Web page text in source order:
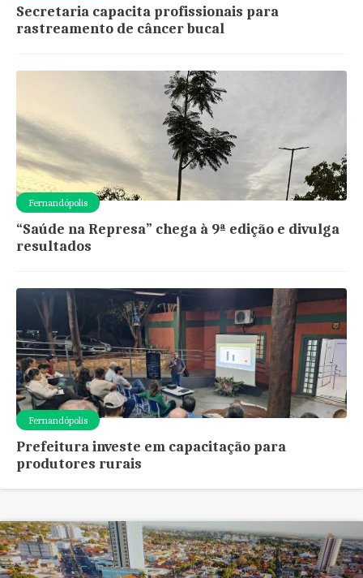
Secretaria capacita profissionais para
rastreamento de câncer bucal
Fernandópolis
“Saúde na Represa” chega à 9ª edição e divulga
resultados
Fernandópolis
Prefeitura investe em capacitação para
produtores rurais